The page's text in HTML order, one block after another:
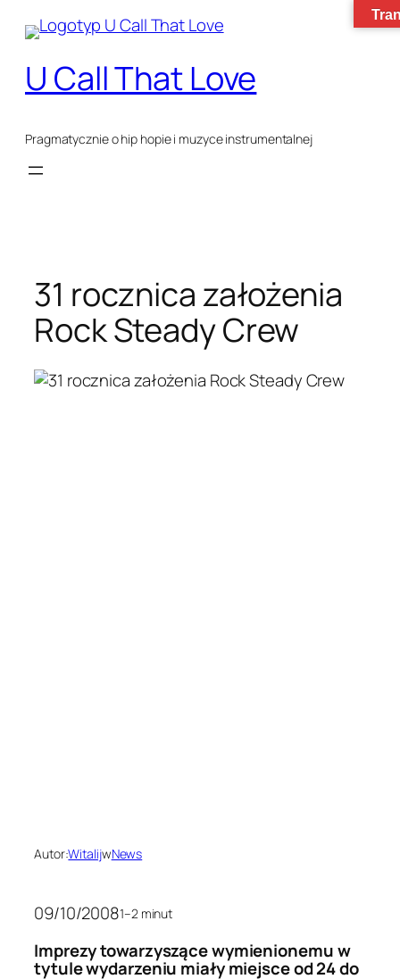
Przejdź
do
treści
U Call That Love
Pragmatycznie o hip hopie i muzyce instrumentalnej
31 rocznica założenia
Rock Steady Crew
Autor:WitalijwNews
09/10/20081–2 minut
Imprezy towarzyszące wymienionemu w
tytule wydarzeniu miały miejsce od 24 do